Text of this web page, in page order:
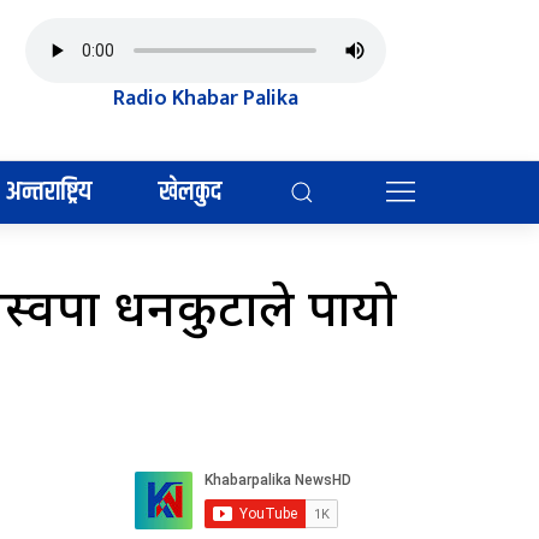
Radio Khabar Palika
अन्तराष्ट्रिय खेलकुद
धनकुटाले पायो